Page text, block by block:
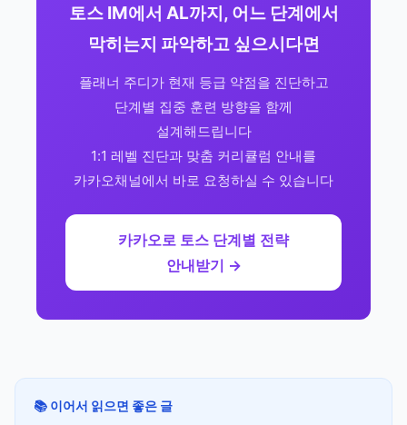
토스 IM에서 AL까지, 어느 단계에서
막히는지 파악하고 싶으시다면
플래너 주디가 현재 등급 약점을 진단하고
단계별 집중 훈련 방향을 함께
설계해드립니다
1:1 레벨 진단과 맞춤 커리큘럼 안내를
카카오채널에서 바로 요청하실 수 있습니다
카카오로 토스 단계별 전략
안내받기 →
📚 이어서 읽으면 좋은 글